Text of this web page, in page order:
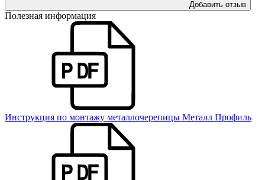
Добавить отзыв
Полезная информация
Инструкция по монтажу металлочерепицы Металл Профиль